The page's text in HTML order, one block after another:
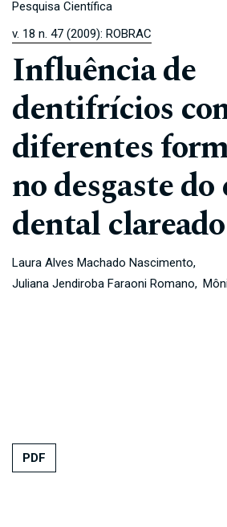
Pesquisa Científica
v. 18 n. 47 (2009): ROBRAC
Influência de
dentifrícios
diferentes
no desgaste
dental clareado
Laura Alves Machado Nascimento
Juliana Jendiroba Faraoni Romano
PDF